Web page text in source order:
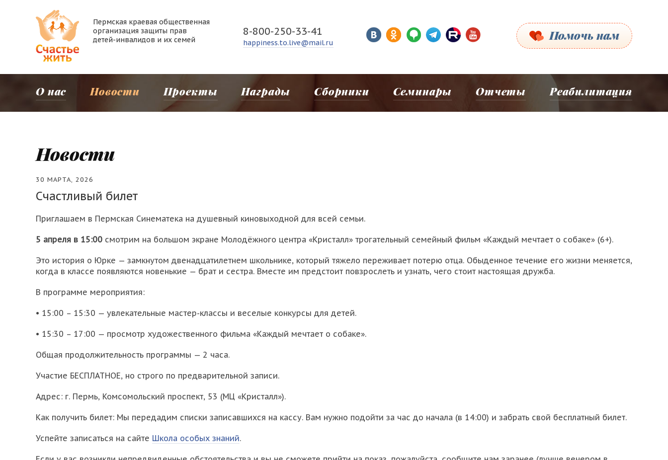
Пермская краевая общественная
организация защиты прав
детей-инвалидов и их семей
8-800-250-33-41
happiness.to.live@mail.ru Помочь нам
О нас Новости Проекты Награды Сборники Семинары Отчеты Реабилитация
Новости
30 МАРТА, 2026
Счастливый билет
Приглашаем в Пермская Синематека на душевный киновыходной для всей семьи.
5 апреля в 15:00 смотрим на большом экране Молодёжного центра «Кристалл» трогательный семейный фильм «Каждый мечтает о собаке» (6+).
Это история о Юрке — замкнутом двенадцатилетнем школьнике, который тяжело переживает потерю отца. Обыденное течение его жизни меняется,
когда в классе появляются новенькие — брат и сестра. Вместе им предстоит повзрослеть и узнать, чего стоит настоящая дружба.
В программе мероприятия:
• 15:00 – 15:30 — увлекательные мастер-классы и веселые конкурсы для детей.
• 15:30 – 17:00 — просмотр художественного фильма «Каждый мечтает о собаке».
Общая продолжительность программы — 2 часа.
Участие БЕСПЛАТНОЕ, но строго по предварительной записи.
Адрес: г. Пермь, Комсомольский проспект, 53 (МЦ «Кристалл»).
Как получить билет: Мы передадим списки записавшихся на кассу. Вам нужно подойти за час до начала (в 14:00) и забрать свой бесплатный билет.
Успейте записаться на сайте Школа особых знаний.